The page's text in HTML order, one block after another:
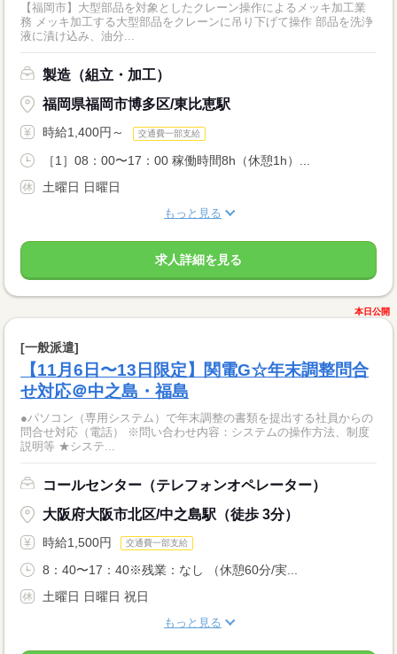
【福岡市】大型部品を対象としたクレーン操作によるメッキ加工業
務 メッキ加工する大型部品をクレーンに吊り下げて操作 部品を洗浄
液に漬け込み、油分...
製造（組立・加工）
福岡県福岡市博多区/東比恵駅
時給1,400円～ 交通費一部支給
［1］08：00〜17：00 稼働時間8h（休憩1h）...
土曜日 日曜日
もっと見る
求人詳細を見る
本日公開
[一般派遣]
【11月6日〜13日限定】関電G☆年末調整問合
せ対応＠中之島・福島
●パソコン（専用システム）で年末調整の書類を提出する社員からの
問合せ対応（電話） ※問い合わせ内容：システムの操作方法、制度
説明等 ★システ...
コールセンター（テレフォンオペレーター）
大阪府大阪市北区/中之島駅（徒歩 3分）
時給1,500円 交通費一部支給
8：40〜17：40※残業：なし （休憩60分/実...
土曜日 日曜日 祝日
もっと見る